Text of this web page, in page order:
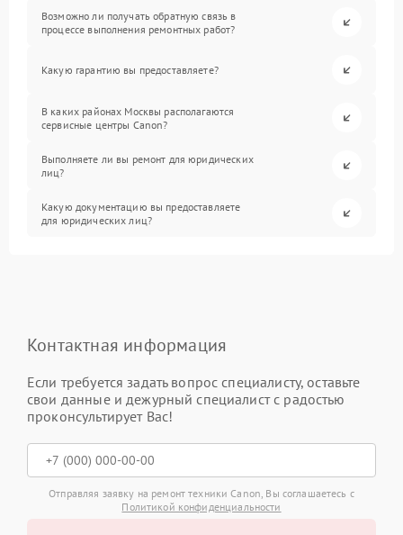
Возможно ли получать обратную связь в
процессе выполнения ремонтных работ?
Какую гарантию вы предоставляете?
В каких районах Москвы располагаются
сервисные центры Canon?
Выполняете ли вы ремонт для юридических
лиц?
Какую документацию вы предоставляете
для юридических лиц?
Контактная информация
Если требуется задать вопрос специалисту, оставьте
свои данные и дежурный специалист с радостью
проконсультирует Вас!
Отправляя заявку на ремонт техники Canon, Вы соглашаетесь с
Политикой конфиденциальности